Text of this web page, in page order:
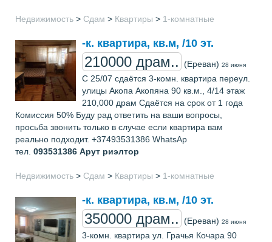
Недвижимость > Сдам > Квартиры > 1-комнатные
-к. квартира, кв.м, /10 эт.
210000 драм.. (Ереван) 28 июня
С 25/07 сдаётся 3-комн. квартира переул.
улицы Акопа Акопяна 90 кв.м., 4/14 этаж
210,000 драм Сдаётся на срок от 1 года
Комиссия 50% Буду рад ответить на ваши вопросы,
просьба звонить только в случае если квартира вам
реально подходит. +37493531386 WhatsAp
тел. 093531386 Арут риэлтор
Недвижимость > Сдам > Квартиры > 1-комнатные
-к. квартира, кв.м, /10 эт.
350000 драм.. (Ереван) 28 июня
3-комн. квартира ул. Грачья Кочара 90